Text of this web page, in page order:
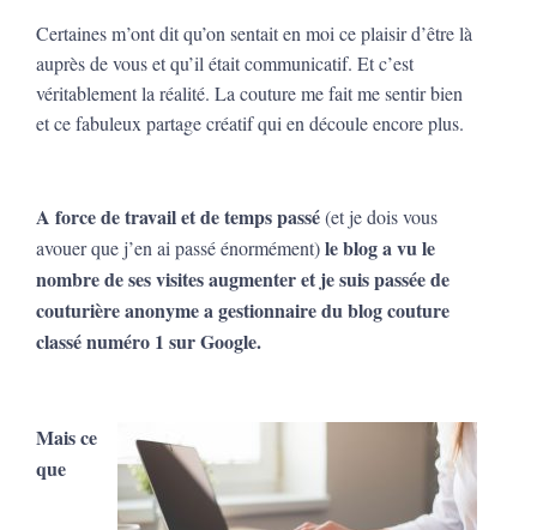
Certaines m’ont dit qu’on sentait en moi ce plaisir d’être là
auprès de vous et qu’il était communicatif. Et c’est
véritablement la réalité. La couture me fait me sentir bien
et ce fabuleux partage créatif qui en découle encore plus.
A force de travail et de temps passé(et je dois vous
avouer que j’en ai passé énormément)le blog a vu le
nombre de ses visites augmenter et je suis passée de
couturière anonyme a gestionnaire du blog couture
classé numéro 1 sur Google.
Mais ce
que